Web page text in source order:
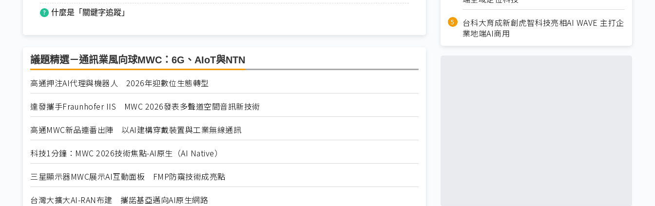
什麼是「關鍵字追蹤」
議題精選－通訊業風向球MWC：6G、AIoT與NTN
高通押注AI代理與機器人 2026年迎數位生態轉型
達發攜手Fraunhofer IIS MWC 2026發表多聲道空間音訊新技術
高通MWC新品連番出陣 以AI建構穿戴裝置與工業無線通訊
科技1分鐘：MWC 2026技術焦點-AI原生（AI Native）
三星顯示器MWC展示AI互動面板 FMP防窺技術成亮點
台灣大擴大AI-RAN布建 攜諾基亞邁向AI原生網路
台科大育成新創虎智科技亮相AI WAVE 主打企
業地端AI商用